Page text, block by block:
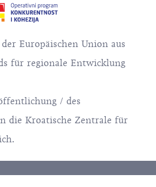
Europäischen Union aus
für regionale Entwicklung
/ des
die Kroatische Zentrale für